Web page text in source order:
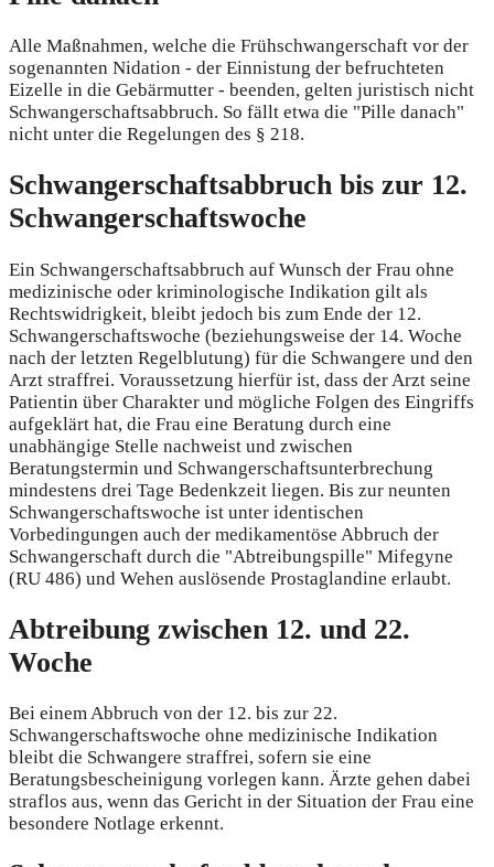
Alle Maßnahmen, welche die Frühschwangerschaft vor der
sogenannten Nidation - der Einnistung der befruchteten
Eizelle in die Gebärmutter - beenden, gelten juristisch nicht
Schwangerschaftsabbruch. So fällt etwa die "Pille danach"
nicht unter die Regelungen des § 218.
Schwangerschaftsabbruch bis zur 12.
Schwangerschaftswoche
Ein Schwangerschaftsabbruch auf Wunsch der Frau ohne
medizinische oder kriminologische Indikation gilt als
Rechtswidrigkeit, bleibt jedoch bis zum Ende der 12.
Schwangerschaftswoche (beziehungsweise der 14. Woche
nach der letzten Regelblutung) für die Schwangere und den
Arzt straffrei. Voraussetzung hierfür ist, dass der Arzt seine
Patientin über Charakter und mögliche Folgen des Eingriffs
aufgeklärt hat, die Frau eine Beratung durch eine
unabhängige Stelle nachweist und zwischen
Beratungstermin und Schwangerschaftsunterbrechung
mindestens drei Tage Bedenkzeit liegen. Bis zur neunten
Schwangerschaftswoche ist unter identischen
Vorbedingungen auch der medikamentöse Abbruch der
Schwangerschaft durch die "Abtreibungspille" Mifegyne
(RU 486) und Wehen auslösende Prostaglandine erlaubt.
Abtreibung zwischen 12. und 22.
Woche
Bei einem Abbruch von der 12. bis zur 22.
Schwangerschaftswoche ohne medizinische Indikation
bleibt die Schwangere straffrei, sofern sie eine
Beratungsbescheinigung vorlegen kann. Ärzte gehen dabei
straflos aus, wenn das Gericht in der Situation der Frau eine
besondere Notlage erkennt.